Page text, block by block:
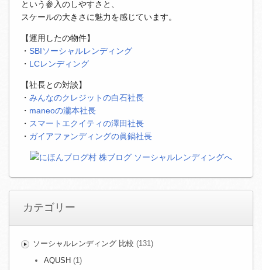
という参入のしやすさと、
スケールの大きさに魅力を感じています。
【運用したの物件】
・ SBIソーシャルレンディング
・ LCレンディング
【社長との対談】
・ みんなのクレジットの白石社長
・ maneoの瀧本社長
・ スマートエクイティの澤田社長
・ ガイアファンディングの眞鍋社長
カテゴリー
ソーシャルレンディング 比較 (131)
AQUSH (1)